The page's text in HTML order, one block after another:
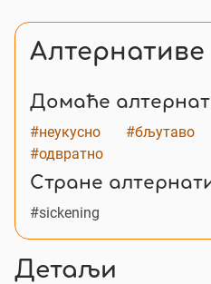
Алтернативе
Домаће
#неукусно #бљутаво
#одвратно
Стране
#sickening
Детаљи